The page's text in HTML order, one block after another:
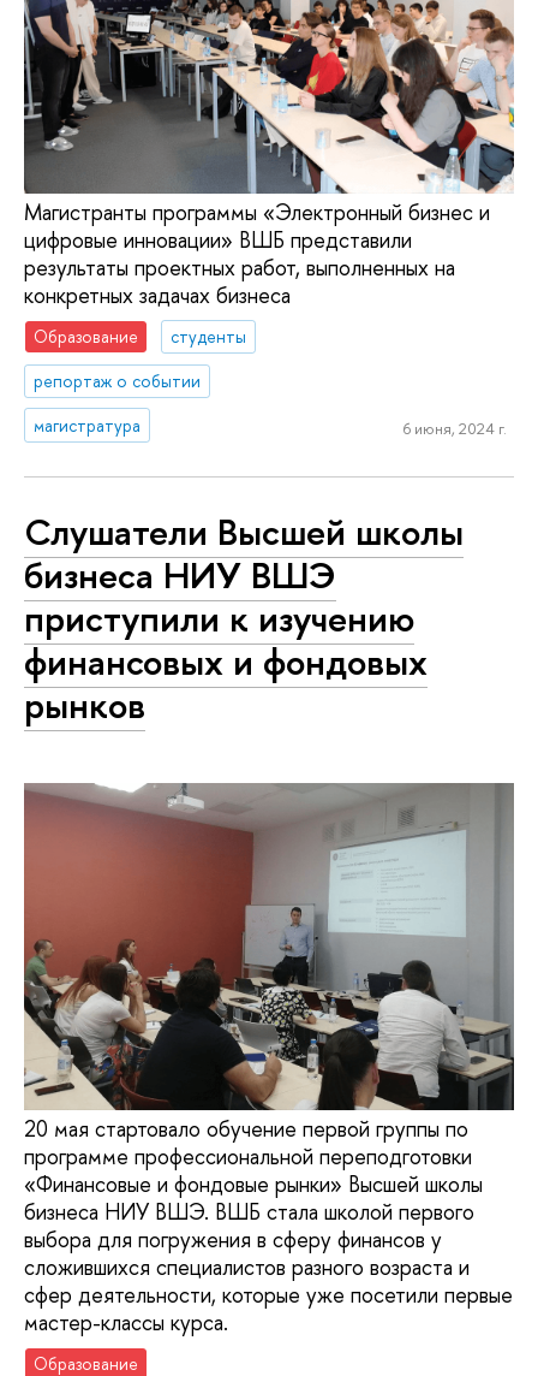
Магистранты программы «Электронный бизнес и
цифровые инновации» ВШБ представили
результаты проектных работ, выполненных на
конкретных задачах бизнеса
Образование
студенты
репортаж о событии
магистратура
6 июня, 2024 г.
Слушатели Высшей школы
бизнеса НИУ ВШЭ
приступили к изучению
финансовых и фондовых
рынков
20 мая стартовало обучение первой группы по
программе профессиональной переподготовки
«Финансовые и фондовые рынки» Высшей школы
бизнеса НИУ ВШЭ. ВШБ стала школой первого
выбора для погружения в сферу финансов у
сложившихся специалистов разного возраста и
сфер деятельности, которые уже посетили первые
мастер-классы курса.
Образование